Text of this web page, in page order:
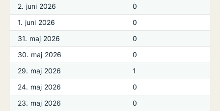
2. juni 2026
0
1. juni 2026
0
31. maj 2026
0
30. maj 2026
0
29. maj 2026
1
24. maj 2026
0
23. maj 2026
0